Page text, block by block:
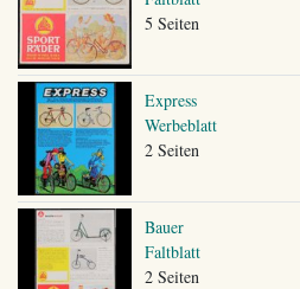
5 Seiten
Express
Werbeblatt
2 Seiten
Bauer
Faltblatt
2 Seiten